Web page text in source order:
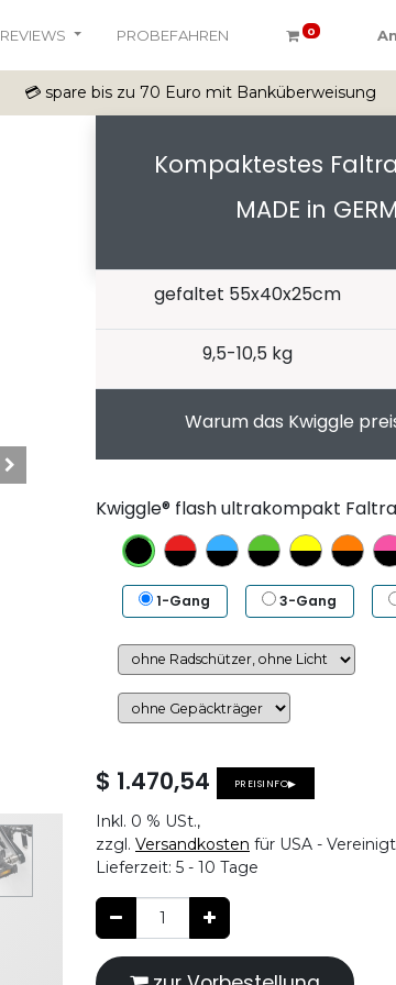
REVIEWS PROBEFAHREN 0
💳 spare bis zu 70 Euro mit Banküberweisung
Kompaktestes
MADE in
gefaltet 55x40x25cm
9,5-10,5 kg
Warum das Kwiggle
Kwiggle® flash ultrakompakt
1-Gang 3-Gang
$ 1.470,54 PREISINFO▶
Inkl. 0 % USt.,
zzgl. Versandkosten für USA -
Lieferzeit: 5 - 10 Tage